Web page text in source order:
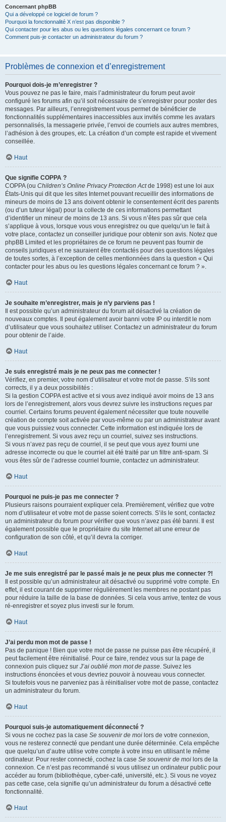
Concernant phpBB
Qui a développé ce logiciel de forum ?
Pourquoi la fonctionnalité X n’est pas disponible ?
Qui contacter pour les abus ou les questions légales concernant ce forum ?
Comment puis-je contacter un administrateur du forum ?
Problèmes de connexion et d’enregistrement
Pourquoi dois-je m’enregistrer ?
Vous pouvez ne pas le faire, mais l’administrateur du forum peut avoir
configuré les forums afin qu’il soit nécessaire de s’enregistrer pour poster des
messages. Par ailleurs, l’enregistrement vous permet de bénéficier de
fonctionnalités supplémentaires inaccessibles aux invités comme les avatars
personnalisés, la messagerie privée, l’envoi de courriels aux autres membres,
l’adhésion à des groupes, etc. La création d’un compte est rapide et vivement
conseillée.
Haut
Que signifie COPPA ?
COPPA (ou Children’s Online Privacy Protection Actde 1998) est une loi aux
États-Unis qui dit que les sites Internet pouvant recueillir des informations de
mineurs de moins de 13 ans doivent obtenir le consentement écrit des parents
(ou d’un tuteur légal) pour la collecte de ces informations permettant
d’identifier un mineur de moins de 13 ans. Si vous n’êtes pas sûr que cela
s’applique à vous, lorsque vous vous enregistrez ou que quelqu’un le fait à
votre place, contactez un conseiller juridique pour obtenir son avis. Notez que
phpBB Limited et les propriétaires de ce forum ne peuvent pas fournir de
conseils juridiques et ne sauraient être contactés pour des questions légales
de toutes sortes, à l’exception de celles mentionnées dans la question « Qui
contacter pour les abus ou les questions légales concernant ce forum ? ».
Haut
Je souhaite m’enregistrer, mais je n’y parviens pas !
Il est possible qu’un administrateur du forum ait désactivé la création de
nouveaux comptes. Il peut également avoir banni votre IP ou interdit le nom
d’utilisateur que vous souhaitez utiliser. Contactez un administrateur du forum
pour obtenir de l’aide.
Haut
Je suis enregistré mais je ne peux pas me connecter !
Vérifiez, en premier, votre nom d’utilisateur et votre mot de passe. S’ils sont
corrects, il y a deux possibilités :
Si la gestion COPPA est active et si vous avez indiqué avoir moins de 13 ans
lors de l’enregistrement, alors vous devrez suivre les instructions reçues par
courriel. Certains forums peuvent également nécessiter que toute nouvelle
création de compte soit activée par vous-même ou par un administrateur avant
que vous puissiez vous connecter. Cette information est indiquée lors de
l’enregistrement. Si vous avez reçu un courriel, suivez ses instructions.
Si vous n’avez pas reçu de courriel, il se peut que vous ayez fourni une
adresse incorrecte ou que le courriel ait été traité par un filtre anti-spam. Si
vous êtes sûr de l’adresse courriel fournie, contactez un administrateur.
Haut
Pourquoi ne puis-je pas me connecter ?
Plusieurs raisons pourraient expliquer cela. Premièrement, vérifiez que votre
nom d’utilisateur et votre mot de passe soient corrects. S’ils le sont, contactez
un administrateur du forum pour vérifier que vous n’avez pas été banni. Il est
également possible que le propriétaire du site Internet ait une erreur de
configuration de son côté, et qu’il devra la corriger.
Haut
Je me suis enregistré par le passé mais je ne peux plus me connecter ?!
Il est possible qu’un administrateur ait désactivé ou supprimé votre compte. En
effet, il est courant de supprimer régulièrement les membres ne postant pas
pour réduire la taille de la base de données. Si cela vous arrive, tentez de vous
ré-enregistrer et soyez plus investi sur le forum.
Haut
J’ai perdu mon mot de passe !
Pas de panique ! Bien que votre mot de passe ne puisse pas être récupéré, il
peut facilement être réinitialisé. Pour ce faire, rendez vous sur la page de
connexion puis cliquez sur J’ai oublié mon mot de passe. Suivez les
instructions énoncées et vous devriez pouvoir à nouveau vous connecter.
Si toutefois vous ne parveniez pas à réinitialiser votre mot de passe, contactez
un administrateur du forum.
Haut
Pourquoi suis-je automatiquement déconnecté ?
Si vous ne cochez pas la case Se souvenir de moi lors de votre connexion,
vous ne resterez connecté que pendant une durée déterminée. Cela empêche
que quelqu’un d’autre utilise votre compte à votre insu en utilisant le même
ordinateur. Pour rester connecté, cochez la case Se souvenir de moi lors de la
connexion. Ce n’est pas recommandé si vous utilisez un ordinateur public pour
accéder au forum (bibliothèque, cyber-café, université, etc.). Si vous ne voyez
pas cette case, cela signifie qu’un administrateur du forum a désactivé cette
fonctionnalité.
Haut